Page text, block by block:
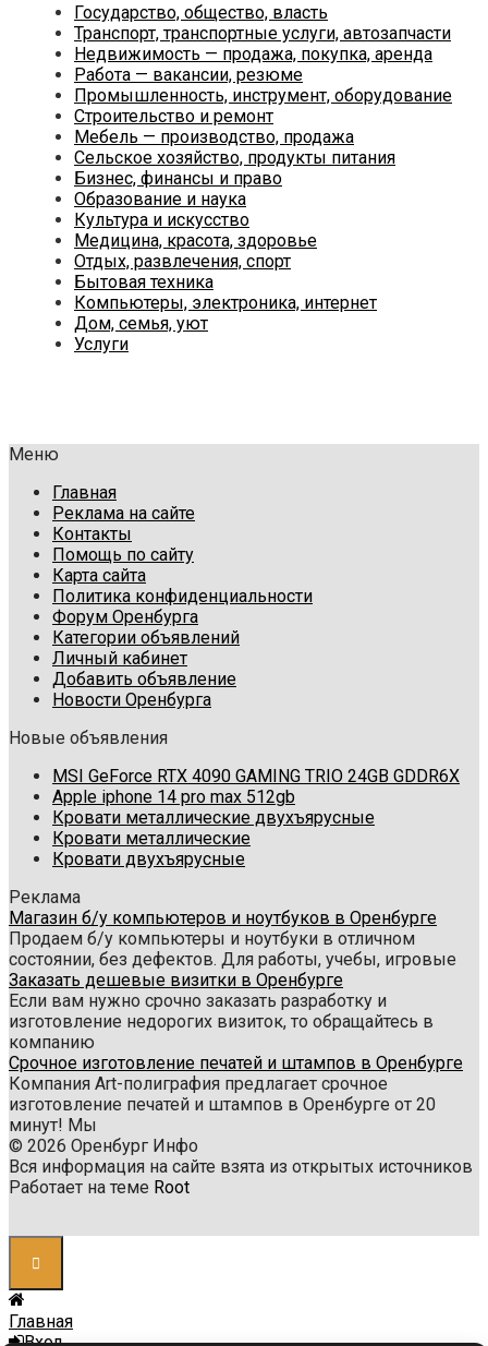
Государство, общество, власть
Транспорт, транспортные услуги, автозапчасти
Недвижимость — продажа, покупка, аренда
Работа — вакансии, резюме
Промышленность, инструмент, оборудование
Строительство и ремонт
Мебель — производство, продажа
Сельское хозяйство, продукты питания
Бизнес, финансы и право
Образование и наука
Культура и искусство
Медицина, красота, здоровье
Отдых, развлечения, спорт
Бытовая техника
Компьютеры, электроника, интернет
Дом, семья, уют
Услуги
Меню
Главная
Реклама на сайте
Контакты
Помощь по сайту
Карта сайта
Политика конфиденциальности
Форум Оренбурга
Категории объявлений
Личный кабинет
Добавить объявление
Новости Оренбурга
Новые объявления
MSI GeForce RTX 4090 GAMING TRIO 24GB GDDR6X
Apple iphone 14 pro max 512gb
Кровати металлические двухъярусные
Кровати металлические
Кровати двухъярусные
Реклама
Магазин б/у компьютеров и ноутбуков в Оренбурге
Продаем б/у компьютеры и ноутбуки в отличном
состоянии, без дефектов. Для работы, учебы, игровые
Заказать дешевые визитки в Оренбурге
Если вам нужно срочно заказать разработку и
изготовление недорогих визиток, то обращайтесь в
компанию
Срочное изготовление печатей и штампов в Оренбурге
Компания Art-полиграфия предлагает срочное
изготовление печатей и штампов в Оренбурге от 20
минут! Мы
© 2026 Оренбург Инфо
Вся информация на сайте взята из открытых источников
Работает на теме Root
Главная